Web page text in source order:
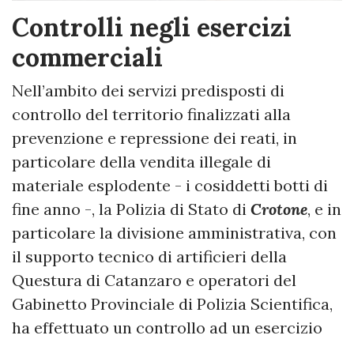
Controlli negli esercizi
commerciali
Nell’ambito dei servizi predisposti di
controllo del territorio finalizzati alla
prevenzione e repressione dei reati, in
particolare della vendita illegale di
materiale esplodente - i cosiddetti botti di
fine anno -, la Polizia di Stato di Crotone, e in
particolare la divisione amministrativa, con
il supporto tecnico di artificieri della
Questura di Catanzaro e operatori del
Gabinetto Provinciale di Polizia Scientifica,
ha effettuato un controllo ad un esercizio